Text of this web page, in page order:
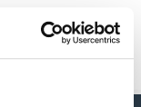
Suche